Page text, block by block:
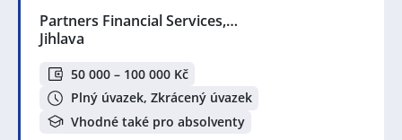
Partners Financial Services,…
Jihlava
50 000 – 100 000 Kč
Plný úvazek, Zkrácený úvazek
Vhodné také pro absolventy